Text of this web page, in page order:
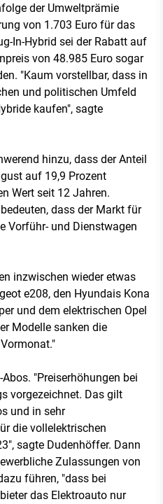
der Umweltprämie
von 1.703 Euro für das
In-Hybrid sei der Rabatt auf
von 48.985 Euro sogar
"Kaum vorstellbar, dass in
und politischen Umfeld
kaufen", sagte
hinzu, dass der Anteil
auf 19,9 Prozent
Wert seit 12 Jahren.
dass der Markt für
Vorführ- und Dienstwagen
inzwischen wieder etwas
e208, den Hyundais Kona
und dem elektrischen Opel
Modelle sanken die
"Preiserhöhungen bei
vorgezeichnet. Das gilt
und in sehr
die vollelektrischen
sagte Dudenhöffer. Dann
Zulassungen von
führen, "dass bei
das Elektroauto nur